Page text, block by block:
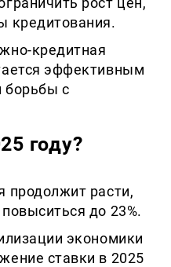
кредитования.
кредитная
эффективным
борьбы с
году?
продолжит расти,
до 23%.
экономики
ставки в 2025